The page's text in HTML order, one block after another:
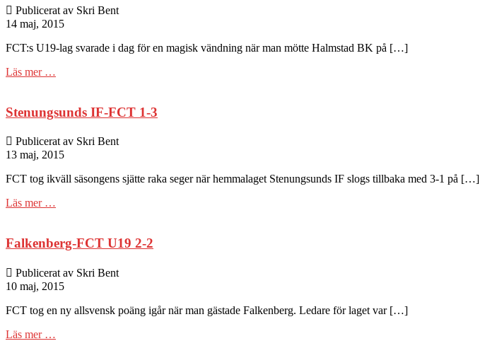
Publicerat av Skri Bent
14 maj, 2015
FCT:s U19-lag svarade i dag för en magisk vändning när man mötte Halmstad BK på […]
Läs mer …
Stenungsunds IF-FCT 1-3
Publicerat av Skri Bent
13 maj, 2015
FCT tog ikväll säsongens sjätte raka seger när hemmalaget Stenungsunds IF slogs tillbaka med 3-1 på […]
Läs mer …
Falkenberg-FCT U19 2-2
Publicerat av Skri Bent
10 maj, 2015
FCT tog en ny allsvensk poäng igår när man gästade Falkenberg. Ledare för laget var […]
Läs mer …